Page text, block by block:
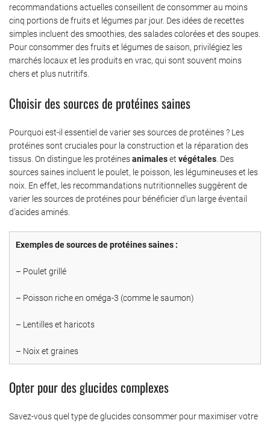
recommandations actuelles conseillent de consommer au moins
cinq portions de fruits et légumes par jour. Des idées de recettes
simples incluent des smoothies, des salades colorées et des soupes.
Pour consommer des fruits et légumes de saison, privilégiez les
marchés locaux et les produits en vrac, qui sont souvent moins
chers et plus nutritifs.
Choisir des sources de protéines saines
Pourquoi est-il essentiel de varier ses sources de protéines ? Les
protéines sont cruciales pour la construction et la réparation des
tissus. On distingue les protéinesanimaleset végétales . Des
sources saines incluent le poulet, le poisson, les légumineuses et les
noix. En effet, les recommandations nutritionnelles suggèrent de
varier les sources de protéines pour bénéficier d’un large éventail
d’acides aminés.
Exemples de sources de protéines saines :
– Poulet grillé
– Poisson riche en oméga-3 (comme le saumon)
– Lentilles et haricots
– Noix et graines
Opter pour des glucides complexes
Savez-vous quel type de glucides consommer pour maximiser votre